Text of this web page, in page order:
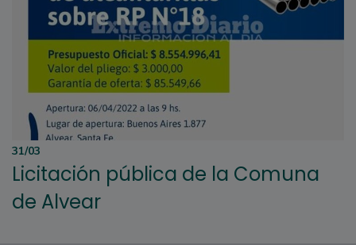
31/03
Licitación pública de la Comuna
de Alvear